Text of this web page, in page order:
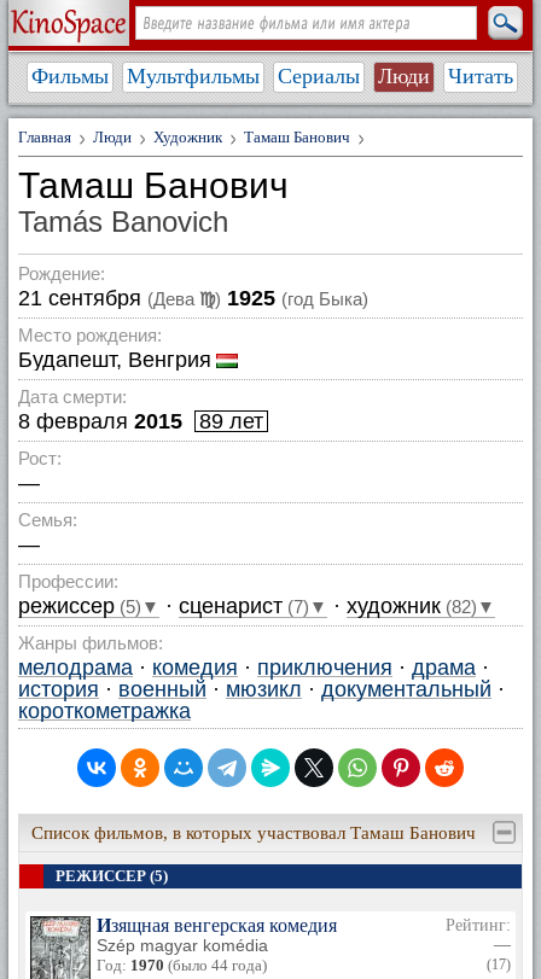
Фильмы Мультфильмы Сериалы Люди Читать
Главная Люди Художник Тамаш Банович
Тамаш Банович
Tamás Banovich
Рождение:
21 сентября (Дева ♍) 1925 (год Быка)
Место рождения:
Будапешт, Венгрия
Дата смерти:
8 февраля 2015 89 лет
Рост:
—
Семья:
—
Профессии:
режиссер (5)▼ · сценарист (7)▼ · художник (82)▼
Жанры фильмов:
мелодрама · комедия · приключения · драма ·
история · военный · мюзикл · документальный ·
короткометражка
Список фильмов, в которых участвовал Тамаш Банович
РЕЖИССЕР (5)
Изящная венгерская комедия
Szép magyar komédia
Год: 1970 (было 44 года)
Рейтинг:
—
(17)